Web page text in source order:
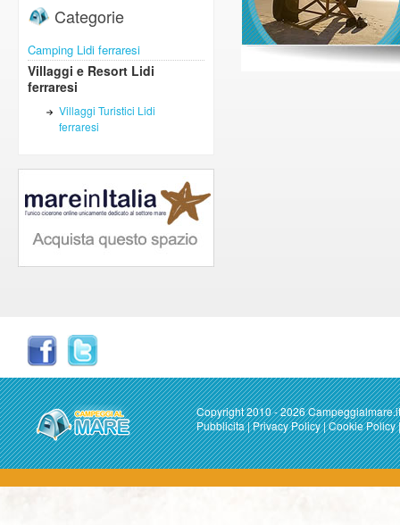
Categorie
Camping Lidi ferraresi
Villaggi e Resort Lidi
ferraresi
Villaggi Turistici Lidi
ferraresi
Copyright 2010 - 2026 Campeggialmare.it
Pubblicita|Privacy Policy|Cookie Policy